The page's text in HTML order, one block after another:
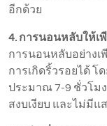
อีกด้วย
4. การนอนหลับให้เ
การนอนหลับอย่างเ
การเกิดริ้วรอยได้ โ
ประมาณ 7-9 ชั่วโม
สงบเงียบ และไม่มีแ